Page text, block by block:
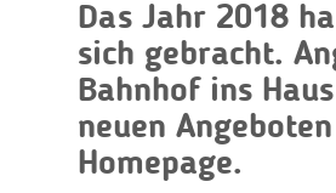
Das Jahr 2018
sich gebracht.
Bahnhof ins
neuen
Homepage.